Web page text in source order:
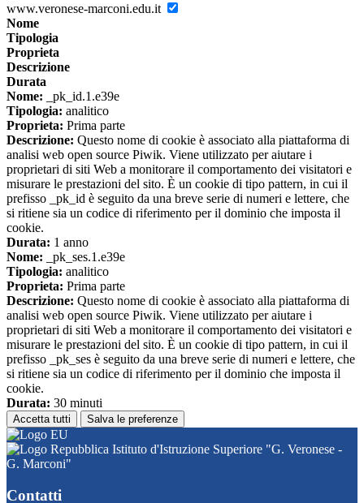
www.veronese-marconi.edu.it
Nome
Tipologia
Proprieta
Descrizione
Durata
Nome: _pk_id.1.e39e
Tipologia: analitico
Proprieta: Prima parte
Descrizione: Questo nome di cookie è associato alla piattaforma di
analisi web open source Piwik. Viene utilizzato per aiutare i
proprietari di siti Web a monitorare il comportamento dei visitatori e
misurare le prestazioni del sito. È un cookie di tipo pattern, in cui il
prefisso _pk_id è seguito da una breve serie di numeri e lettere, che
si ritiene sia un codice di riferimento per il dominio che imposta il
cookie.
Durata: 1 anno
Nome: _pk_ses.1.e39e
Tipologia: analitico
Proprieta: Prima parte
Descrizione: Questo nome di cookie è associato alla piattaforma di
analisi web open source Piwik. Viene utilizzato per aiutare i
proprietari di siti Web a monitorare il comportamento dei visitatori e
misurare le prestazioni del sito. È un cookie di tipo pattern, in cui il
prefisso _pk_ses è seguito da una breve serie di numeri e lettere, che
si ritiene sia un codice di riferimento per il dominio che imposta il
cookie.
Durata: 30 minuti
Accetta tutti Salva le preferenze
Istituto d'Istruzione Superiore "G. Veronese -
G. Marconi"
Contatti